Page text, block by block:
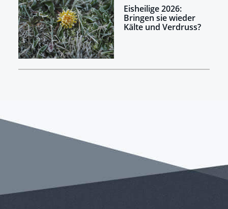
Eisheilige 2026:
Bringen sie wieder
Kälte und Verdruss?